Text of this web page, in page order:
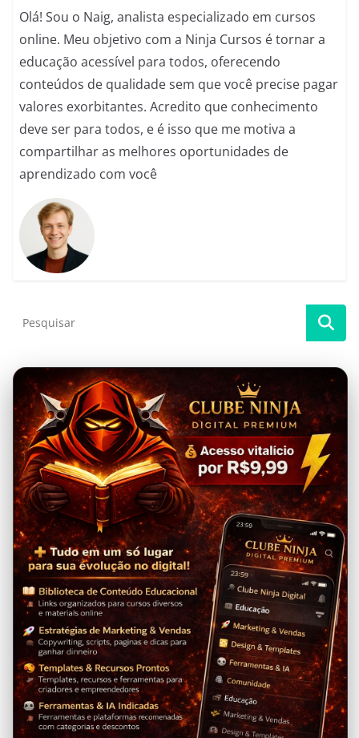
Olá! Sou o Naig, analista especializado em cursos
online. Meu objetivo com a Ninja Cursos é tornar a
educação acessível para todos, oferecendo
conteúdos de qualidade sem que você precise pagar
valores exorbitantes. Acredito que conhecimento
deve ser para todos, e é isso que me motiva a
compartilhar as melhores oportunidades de
aprendizado com você